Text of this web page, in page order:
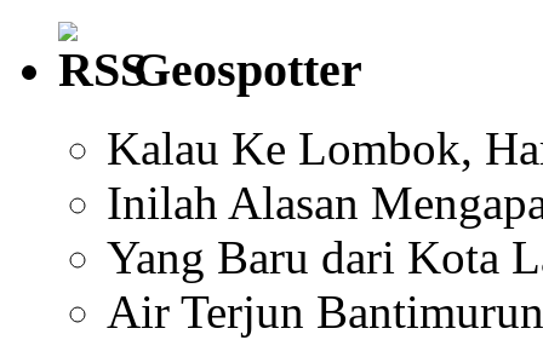
Geospotter
Kalau Ke Lombok,
Inilah Alasan
Yang Baru dari Kota
Air Terjun